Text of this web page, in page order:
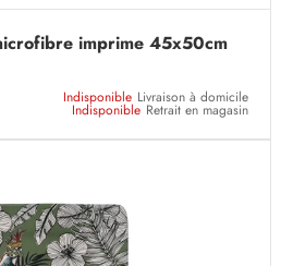
imprime 45x50cm
Indisponible Livraison à domicile
Indisponible Retrait en magasin